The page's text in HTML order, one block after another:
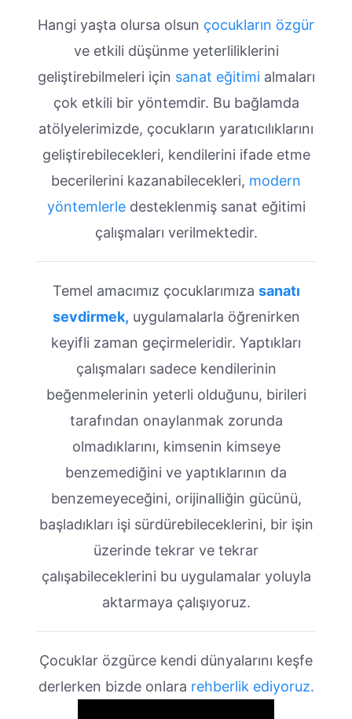
Hangi yaşta olursa olsun çocukların özgür
ve etkili düşünme yeterliliklerini
geliştirebilmeleri için sanat eğitimialmaları
çok etkili bir yöntemdir. Bu bağlamda
atölyelerimizde, çocukların yaratıcılıklarını
geliştirebilecekleri, kendilerini ifade etme
becerilerini kazanabilecekleri, modern
yöntemlerledesteklenmiş sanat eğitimi
çalışmaları verilmektedir.
Temel amacımız çocuklarımıza sanatı
sevdirmek, uygulamalarla öğrenirken
keyifli zaman geçirmeleridir. Yaptıkları
çalışmaları sadece kendilerinin
beğenmelerinin yeterli olduğunu, birileri
tarafından onaylanmak zorunda
olmadıklarını, kimsenin kimseye
benzemediğini ve yaptıklarının da
benzemeyeceğini, orijinalliğin gücünü,
başladıkları işi sürdürebileceklerini, bir işin
üzerinde tekrar ve tekrar
çalışabileceklerini bu uygulamalar yoluyla
aktarmaya çalışıyoruz.
Çocuklar özgürce kendi dünyalarını keşfe
derlerken bizde onlara rehberlik ediyoruz.